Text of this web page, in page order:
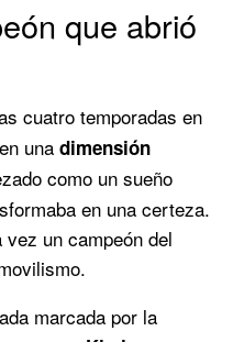
que abrió
cuatro temporadas en
una dimensión
como un sueño
en una certeza.
un campeón del
marcada por la